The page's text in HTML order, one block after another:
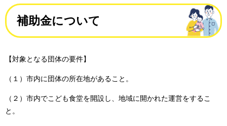
補助金について
【対象となる団体の要件】
（１）市内に団体の所在地があること。
（２）市内でこども食堂を開設し、地域に開かれた運営をするこ
と。